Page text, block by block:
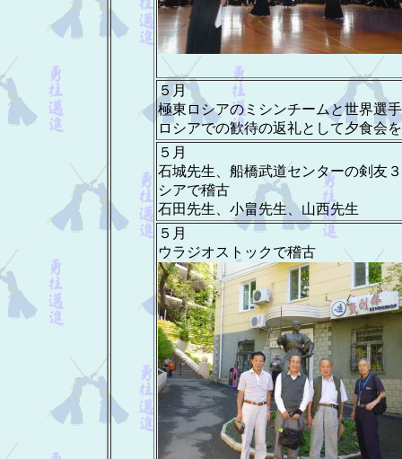
５月
極東ロシアのミシンチームと世界選
ロシアでの歓待の返礼として夕食会
５月
石城先生、船橋武道センターの剣友
シアで稽古
石田先生、小畠先生、山西先生
５月
ウラジオストックで稽古